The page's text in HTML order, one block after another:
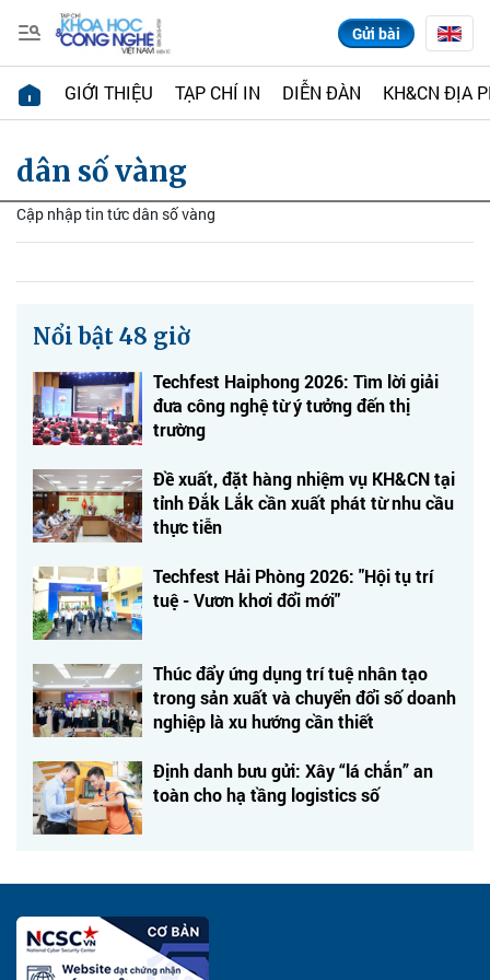
Gửi bài
GIỚI THIỆU TẠP CHÍ IN DIỄN ĐÀN KH&CN ĐỊA
dân số vàng
Cập nhập tin tức dân số vàng
Nổi bật 48 giờ
Techfest Haiphong 2026: Tìm lời giải
đưa công nghệ từ ý tưởng đến thị
trường
Đề xuất, đặt hàng nhiệm vụ KH&CN tại
tỉnh Đắk Lắk cần xuất phát từ nhu cầu
thực tiễn
Techfest Hải Phòng 2026: "Hội tụ trí
tuệ - Vươn khơi đổi mới"
Thúc đẩy ứng dụng trí tuệ nhân tạo
trong sản xuất và chuyển đổi số doanh
nghiệp là xu hướng cần thiết
Định danh bưu gửi: Xây “lá chắn” an
toàn cho hạ tầng logistics số